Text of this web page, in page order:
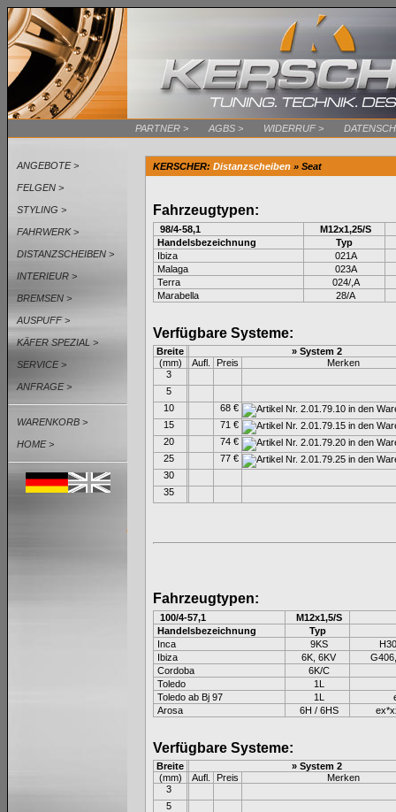
PARTNER > AGBS > WIDERRUF >
ANGEBOTE >
FELGEN >
STYLING >
FAHRWERK >
DISTANZSCHEIBEN >
INTERIEUR >
BREMSEN >
AUSPUFF >
KÄFER SPEZIAL >
SERVICE >
ANFRAGE >
WARENKORB >
HOME >
KERSCHER: Distanzscheiben » Seat
Fahrzeugtypen:
98/4-58,1
M12x1,25/S
Handelsbezeichnung
Typ
Ibiza
021A
Malaga
023A
Terra
024/,A
Marabella
28/A
Verfügbare Systeme:
Breite
» System 2
(mm)
Aufl. Preis
Merken
3
5
10
68 €
15
71 €
20
74 €
25
77 €
30
35
Fahrzeugtypen:
100/4-57,1
M12x1,5/S
Handelsbezeichnung
Typ
Inca
9KS
Ibiza
6K, 6KV
Cordoba
6K/C
Toledo
1L
Toledo ab Bj 97
1L
Arosa
6H / 6HS
Verfügbare Systeme:
Breite
» System 2
(mm)
Aufl. Preis
Merken
3
5